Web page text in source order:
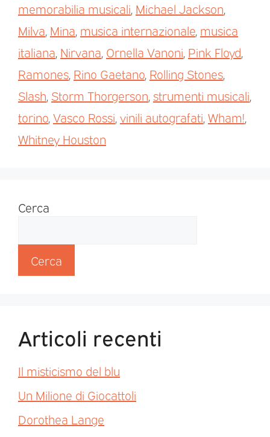
memorabilia musicali, Michael Jackson,
Milva, Mina, musica internazionale, musica
italiana, Nirvana, Ornella Vanoni, Pink Floyd,
Ramones, Rino Gaetano, Rolling Stones,
Slash, Storm Thorgerson,strumenti musicali,
torino,Vasco Rossi,vinili autografati,Wham!,
Whitney Houston
Cerca
Cerca
Articoli recenti
Il misticismo del blu
Un Milione di Giocattoli
Dorothea Lange